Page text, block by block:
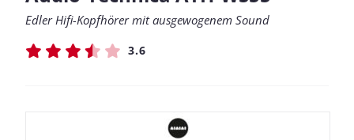
Edler Hifi-Kopfhörer mit ausgewogenem Sound
3.6